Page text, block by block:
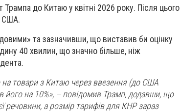
до Китаю у квітні 2026 року. Після цього
США.
та зазначивши, що виставив би оцінку
40 хвилин, що значно більше, ніж
на товари з Китаю через ввезення (до США
його на 10%», – повідомив Трамп, додавши, що
речовини, а розмір тарифів для КНР зараз